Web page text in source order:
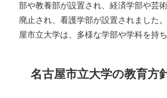
部や教養部が設置され、経済学部や芸
廃止され、看護学部が設置されました
屋市立大学は、多様な学部や学科を持
名古屋市立大学の教育方